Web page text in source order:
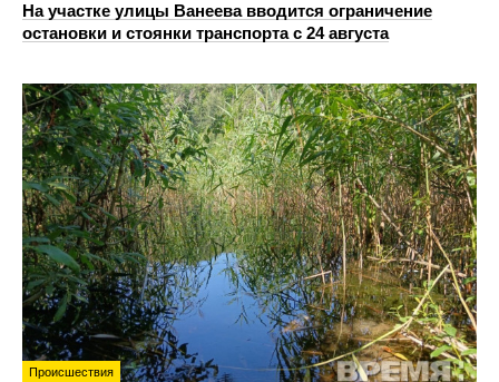
На участке улицы Ванеева вводится ограничение
остановки и стоянки транспорта с 24 августа
Происшествия